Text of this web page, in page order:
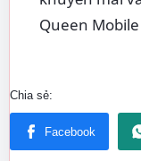
Queen